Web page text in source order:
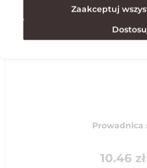
Prowadnica
10.46 zł/
Zaakceptuj